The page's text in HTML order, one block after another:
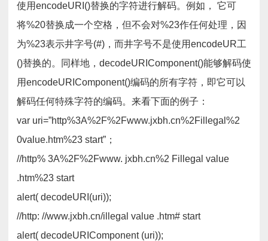
使用encodeURI()替换的字符进行解码。例如， 它可
将%20替换成一个空格，但不会对%23作任何处理，因
为%23表示井字号(#)，而井字号不是使用encodeUR工
()替换的。同样地，decodeURIComponent()能够解码使
用encodeURIComponent()编码的所有字符，即它可以
解码任何特殊字符的编码。来看下面的例子：
var uri=”http%3A%2F%2Fwww.jxbh.cn%2Fillegal%2
0value.htm%23 start”；
//http% 3A%2F%2Fwww. jxbh.cn%2 Fillegal value
.htm%23 start
alert( decodeURI(uri));
//http: //www.jxbh.cn/illegal value .htm# start
alert( decodeURIComponent (uri));